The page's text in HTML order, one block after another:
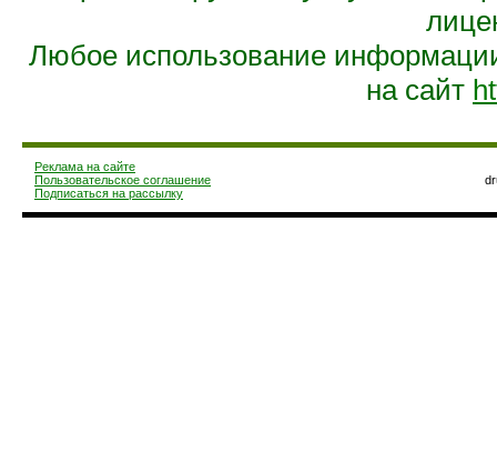
Любое использование
на сайт
Реклама на сайте
Пользовательское соглашение
Подписаться на рассылку